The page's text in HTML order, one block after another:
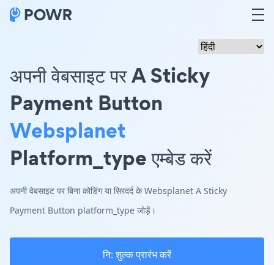
अपनी वेबसाइट पर A Sticky
Payment Button
Websplanet
Platform_type एम्बेड करें
अपनी वेबसाइट पर बिना कोडिंग या सिरदर्द के Websplanet A Sticky
Payment Button platform_type जोड़ें।
नि: शुल्क प्रारंभ करें